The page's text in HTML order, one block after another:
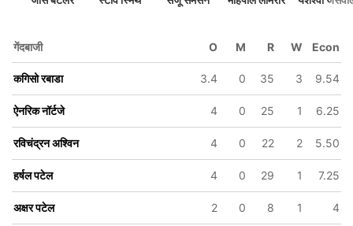
गेंदबाजी O M R W Econ
कगिसो रबाडा 3.4 0 35 3 9.54
ऐनरिक नॉर्टजे 4 0 25 1 6.25
रविचंद्रन अश्विन 4 0 22 2 5.50
हर्षल पटेल 4 0 29 1 7.25
अक्षर पटेल 2 0 8 1 4